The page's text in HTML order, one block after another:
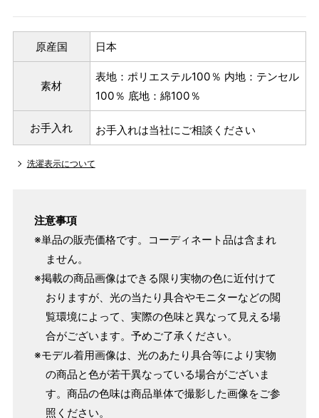
原産国 日本
素材
表地：ポリエステル100％ 内地：テンセル
100％ 底地：綿100％
お手入れ お手入れは当社にご相談ください
洗濯表示について
注意事項
※単品の販売価格です。コーディネート品は含まれ
ません。
※掲載の商品画像はできる限り実物の色に近付けて
おりますが、光の当たり具合やモニターなどの閲
覧環境によって、実際の色味と異なって見える場
合がございます。予めご了承ください。
※モデル着用画像は、光のあたり具合等により実物
の商品と色が若干異なっている場合がございま
す。商品の色味は商品単体で撮影した画像をご参
照ください。